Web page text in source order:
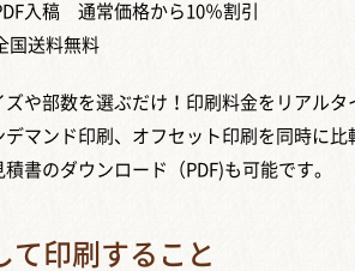
入稿 通常価格から10％割引
国送料無料
ズや部数を選ぶだけ！印刷料金をリアルタ
デマンド印刷、オフセット印刷を同時に比
積書のダウンロード（PDF)も可能です。
て印刷すること